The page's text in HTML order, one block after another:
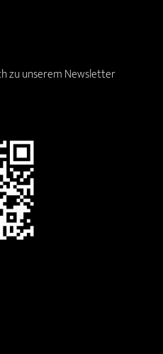
zu unserem Newsletter